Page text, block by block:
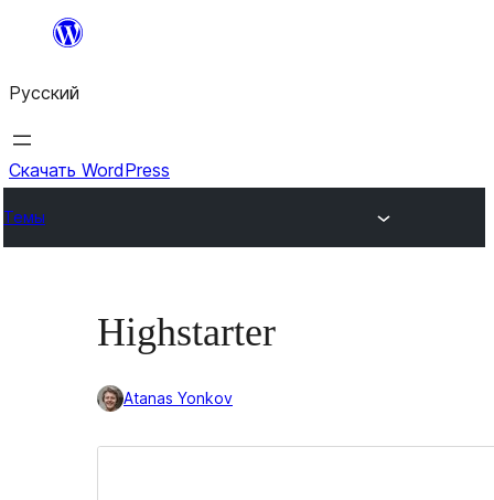
Перейти
содержимому
Русский
Скачать WordPress
Темы
Highstarter
Atanas Yonkov